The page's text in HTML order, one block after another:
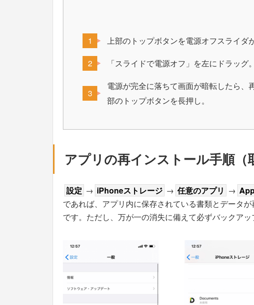
上部のトップボタンを電源オフスライダ
「スライドで電源オフ」を左にドラッグ。
電源が完全に落ちて画面が暗転したら、
部のトップボタンを長押し。
アプリの再インストール手順（
設定 → iPhoneストレージ → 任意のアプリ →
であれば、アプリ内に保存されている書類とデータ
です。ただし、万が一の消失に備えて必ずバックアッ